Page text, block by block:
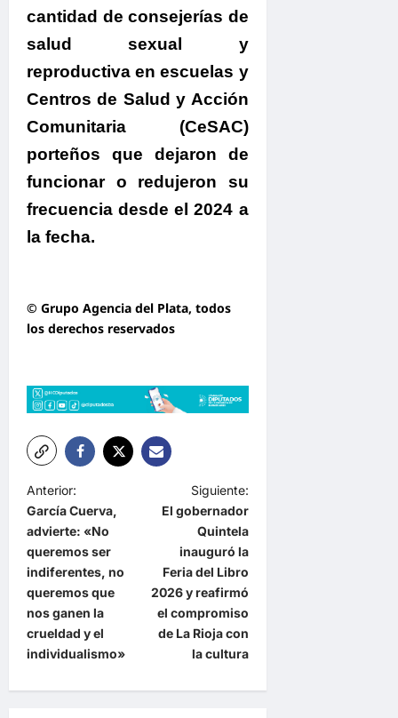
cantidad de consejerías de
salud sexual y
reproductiva en escuelas y
Centros de Salud y Acción
Comunitaria (CeSAC)
porteños que dejaron de
funcionar o redujeron su
frecuencia desde el 2024 a
la fecha.
© Grupo Agencia del Plata, todos
los derechos reservados
N
a
v
e
g
a
c
i
Anterior:
García Cuerva,
advierte: «No
queremos ser
indiferentes, no
queremos que
nos ganen la
crueldad y el
individualismo»
Siguiente:
El gobernador
Quintela
inauguró la
Feria del Libro
2026 y reafirmó
el compromiso
de La Rioja con
la cultura